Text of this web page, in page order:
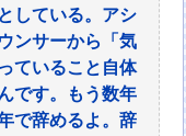
している。アシ
ンサーから「気
ていること自体
です。もう数年
で辞めるよ。辞